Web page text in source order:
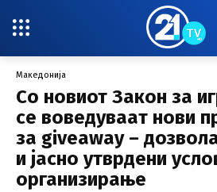
Македонија
Со новиот Закон за
се воведуваат нови
за giveaway –
и јасно утврдени
организирање